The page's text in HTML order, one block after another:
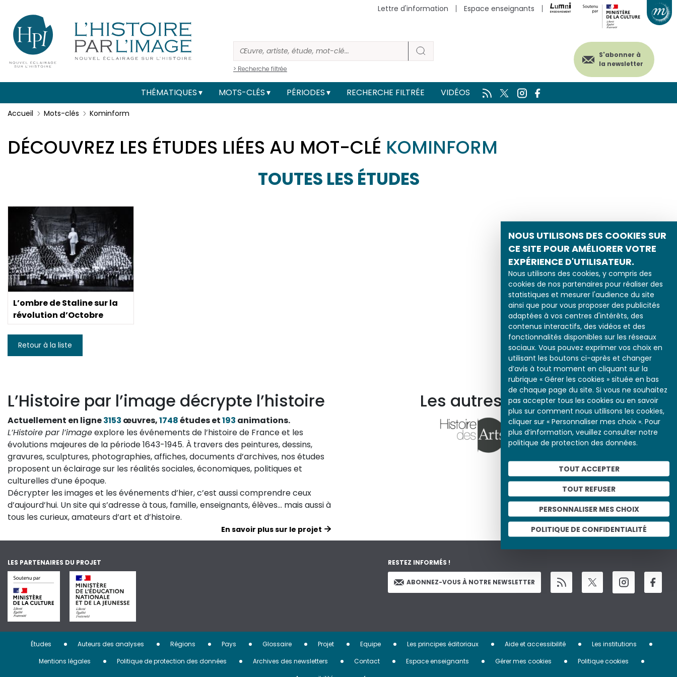
NOUS UTILISONS DES COOKIES SUR
CE SITE POUR AMÉLIORER VOTRE
EXPÉRIENCE D'UTILISATEUR.
Nous utilisons des cookies, y compris des
cookies de nos partenaires pour réaliser des
statistiques et mesurer l'audience du site
ainsi que pour vous proposer des publicités
adaptées à vos centres d'intérêts, des
contenus interactifs, des vidéos et des
fonctionnalités disponibles sur les réseaux
sociaux. Vous pouvez exprimer vos choix en
utilisant les boutons ci-après et changer
d’avis à tout moment en cliquant sur la
rubrique « Gérer les cookies » située en bas
de chaque page du site. Si vous ne souhaitez
pas accepter tous les cookies ou en savoir
plus sur comment nous utilisons les cookies,
cliquer sur « Personnaliser mes choix ». Pour
plus d’information, veuillez consulter notre
politique de protection des données.
TOUT ACCEPTER
TOUT REFUSER
PERSONNALISER MES CHOIX
POLITIQUE DE CONFIDENTIALITÉ
> Recherche filtrée
Menu
secondaire
(header)
Lettre d'information Espace enseignants
S'abonner à
la newsletter
Main
navigation
THÉMATIQUES MOTS-CLÉS PÉRIODES RECHERCHE FILTRÉE VIDÉOS
Accueil Mots-clés Kominform
DÉCOUVREZ LES ÉTUDES LIÉES AU MOT-CLÉ KOMINFORM
TOUTES LES ÉTUDES
L’ombre de Staline sur la
révolution d’Octobre
Retour à la liste
L’Histoire par l’image décrypte l’histoire
Actuellement en ligne3153 œuvres,1748études et193 animations.
L’Histoire par l’imageexplore les événements de l’histoire de France et les
évolutions majeures de la période 1643-1945. À travers des peintures, dessins,
gravures, sculptures, photographies, affiches, documents d’archives, nos études
proposent un éclairage sur les réalités sociales, économiques, politiques et
culturelles d’une époque.
Décrypter les images et les événements d’hier, c’est aussi comprendre ceux
d’aujourd’hui. Un site qui s’adresse à tous, famille, enseignants, élèves… mais aussi à
tous les curieux, amateurs d’art et d’histoire.
En savoir plus sur le projet
Les autres ressources
LES PARTENAIRES DU PROJET RESTEZ INFORMÉS !
ABONNEZ-VOUS À NOTRE NEWSLETTER
Menu
Pied
Études Auteurs des analyses Régions Pays Glossaire Projet Equipe Les principes éditoriaux Aide et accessibilité
Les institutions
Mentions légales
Politique de protection des données Archives des newsletters Contact Espace enseignants Gérer mes cookies
Politique cookies